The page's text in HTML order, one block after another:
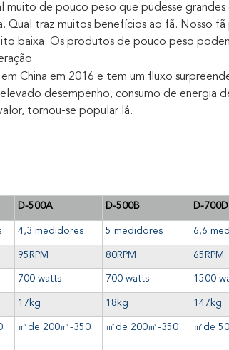
de pouco peso que pudesse grandes
Qual traz muitos benefícios ao fã. Nosso
baixa. Os produtos de pouco peso
China em 2016 e tem um fluxo
desempenho, consumo de energia
tornou-se popular lá.
D-500A D-500B D-700D
4,3 medidores 5 medidores 6,6
95RPM 80RPM 65RPM
700 watts 700 watts 1500
17kg 18kg 147kg
㎡de 200㎡-350 ㎡de 200㎡-350 ㎡de